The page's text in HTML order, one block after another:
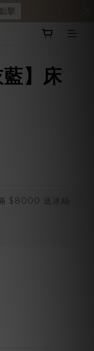
】床
$8000 送冰絲
點擊